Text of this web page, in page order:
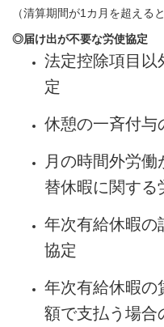
（清算期間が1 カ月を超える
◎届け出が不要な労使協定
法定控除項目以
定
休憩の一斉付与
月の時間外労働
替休暇に関する
年次有給休暇の
協定
年次有給休暇の
額で支払う場合